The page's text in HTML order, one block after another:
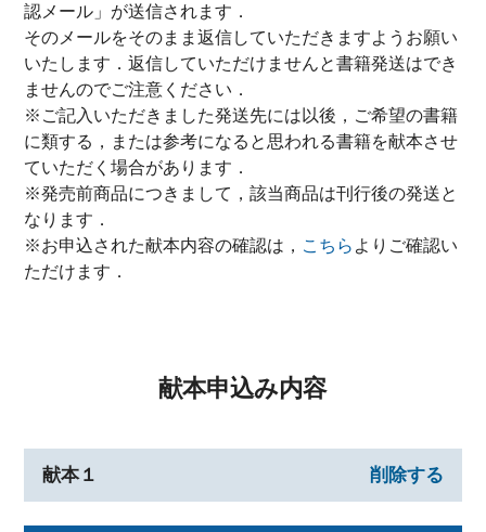
認メール」が送信されます．
そのメールをそのまま返信していただきますようお願い
いたします．返信していただけませんと書籍発送はでき
ませんのでご注意ください．
※ご記入いただきました発送先には以後，ご希望の書籍
に類する，または参考になると思われる書籍を献本させ
ていただく場合があります．
※発売前商品につきまして，該当商品は刊行後の発送と
なります．
※お申込された献本内容の確認は， こちら よりご確認い
ただけます．
献本申込み内容
献本１ 削除する